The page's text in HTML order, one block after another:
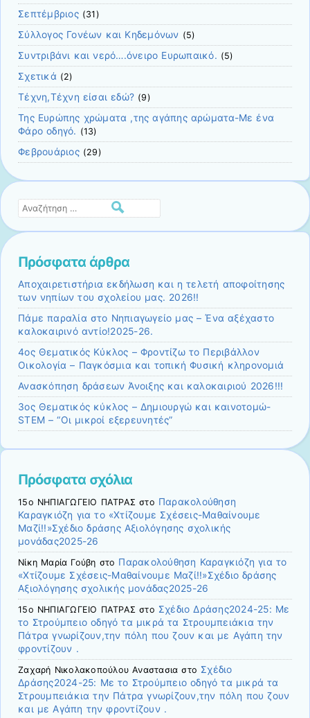
Σεπτέμβριος(31)
Σύλλογος Γονέων και Kηδεμόνων (5)
Συντριβάνι και νερό….όνειρο Ευρωπαικό. (5)
Σχετικά (2)
Τέχνη,Τέχνη είσαι εδώ? (9)
Της Ευρώπης χρώματα ,της αγάπης αρώματα-Με ένα
Φάρο οδηγό. (13)
Φεβρουάριος(29)
Αναζήτηση
Πρόσφατα άρθρα
Αποχαιρετιστήρια εκδήλωση και η τελετή αποφοίτησης
των νηπίων του σχολείου μας. 2026!!
Πάμε παραλία στο Νηπιαγωγείο μας – Ένα αξέχαστο
καλοκαιρινό αντίο!2025-26.
4ος Θεματικός Κύκλος – Φροντίζω το Περιβάλλον
Οικολογία – Παγκόσμια και τοπική Φυσική κληρονομιά
Ανασκόπηση δράσεων Άνοιξης και καλοκαιριού 2026!!!
3ος Θεματικός κύκλος – Δημιουργώ και καινοτομώ-
STEM – “Οι μικροί εξερευνητές”
Πρόσφατα σχόλια
15ο ΝΗΠΙΑΓΩΓΕΙΟ ΠΑΤΡΑΣ στο Παρακολούθηση
Καραγκιόζη για το «Χτίζουμε Σχέσεις-Μαθαίνουμε
Μαζί!!»Σχέδιο δράσης Αξιολόγησης σχολικής
μονάδας2025-26
Νίκη Μαρία Γούβη στο Παρακολούθηση Καραγκιόζη για το
«Χτίζουμε Σχέσεις-Μαθαίνουμε Μαζί!!»Σχέδιο δράσης
Αξιολόγησης σχολικής μονάδας2025-26
15ο ΝΗΠΙΑΓΩΓΕΙΟ ΠΑΤΡΑΣ στο Σχέδιο Δράσης2024-25: Με
το Στρούμπειο οδηγό τα μικρά τα Στρουμπειάκια την
Πάτρα γνωρίζουν,την πόλη που ζουν και με Αγάπη την
φροντίζουν .
Ζαχαρή Νικολακοπούλου Αναστασια στο Σχέδιο
Δράσης2024-25: Με το Στρούμπειο οδηγό τα μικρά τα
Στρουμπειάκια την Πάτρα γνωρίζουν,την πόλη που ζουν
και με Αγάπη την φροντίζουν .